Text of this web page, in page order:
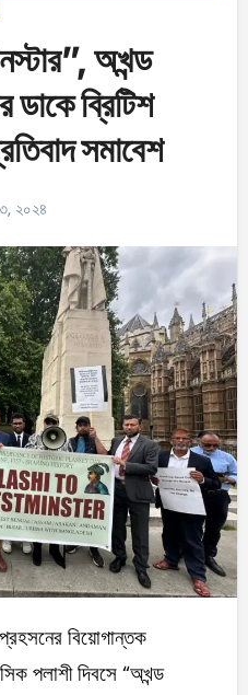
অখন্ড
ডাকে ব্রিটিশ
সমাবেশ
২০২৪
পলাশী দিবসে “অখন্ড